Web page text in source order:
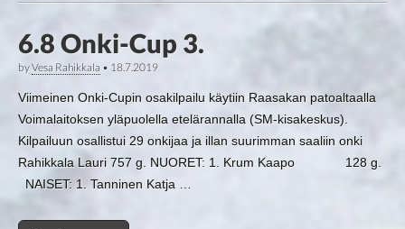
6.8 Onki-Cup 3.
byVesa Rahikkala • 18.7.2019
Viimeinen Onki-Cupin osakilpailu käytiin Raasakan patoaltaalla
Voimalaitoksen yläpuolella etelärannalla (SM-kisakeskus).
Kilpailuun osallistui 29 onkijaa ja illan suurimman saaliin onki
Rahikkala Lauri 757 g. NUORET: 1. Krum Kaapo 128 g.
NAISET: 1. Tanninen Katja …